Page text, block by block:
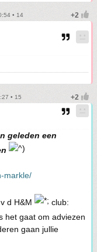
• 14
• 15
geleden een
markle/
d H&M
club:
het gaat om adviezen
gaan jullie